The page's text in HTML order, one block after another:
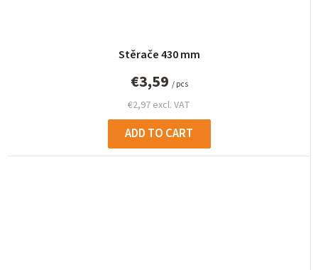
Stěrače 430 mm
€2,97 excl. VAT
€3,59 / pcs
ADD TO CART